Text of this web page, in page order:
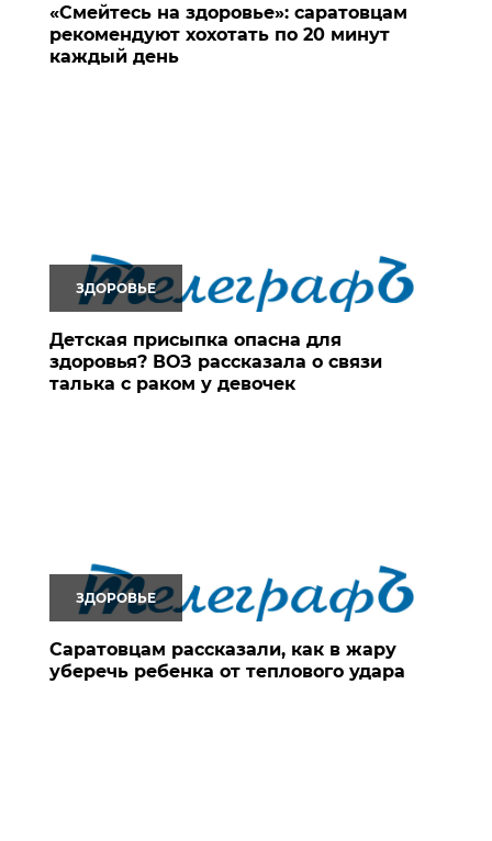
«Смейтесь на здоровье»: саратовцам
рекомендуют хохотать по 20 минут
каждый день
ЗДОРОВЬЕ
Детская присыпка опасна для
здоровья? ВОЗ рассказала о связи
талька с раком у девочек
ЗДОРОВЬЕ
Саратовцам рассказали, как в жару
уберечь ребенка от теплового удара